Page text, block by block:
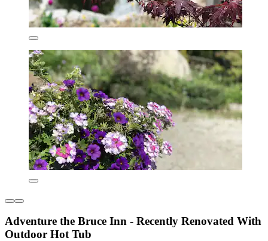
Adventure the Bruce Inn - Recently Renovated With
Outdoor Hot Tub